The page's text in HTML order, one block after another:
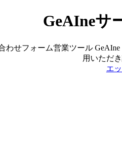
GeAIneサ
せフォーム営業ツール
用いただ
エ